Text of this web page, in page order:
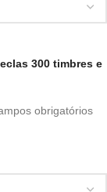
300 timbres e
obrigatórios